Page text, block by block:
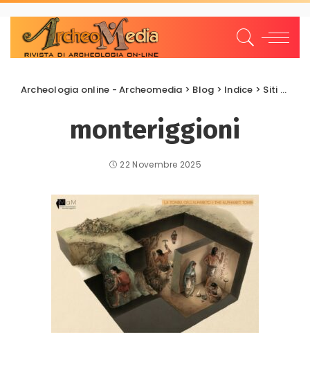
Archeologia online - Archeomedia > Blog > Indice > Siti archeologici
monteriggioni
22 Novembre 2025